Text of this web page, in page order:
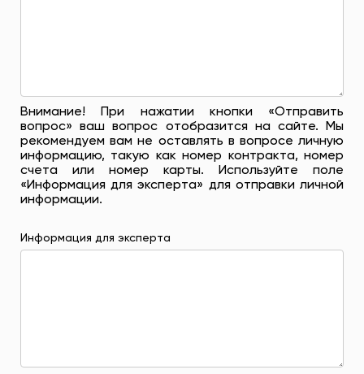
Внимание! При нажатии кнопки «Отправить
вопрос» ваш вопрос отобразится на сайте. Мы
рекомендуем вам не оставлять в вопросе личную
информацию, такую ​​как номер контракта, номер
счета или номер карты. Используйте поле
«Информация для эксперта» для отправки личной
информации.
Информация для эксперта